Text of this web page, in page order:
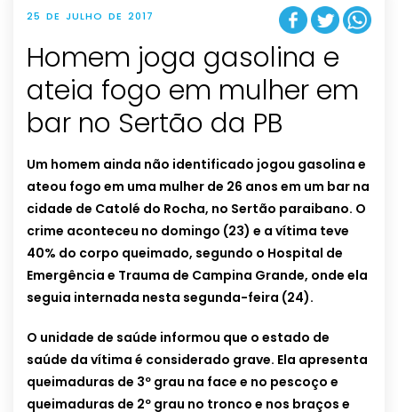
25 DE JULHO DE 2017
Homem joga gasolina e
ateia fogo em mulher em
bar no Sertão da PB
Um homem ainda não identificado jogou gasolina e
ateou fogo em uma mulher de 26 anos em um bar na
cidade de Catolé do Rocha, no Sertão paraibano. O
crime aconteceu no domingo (23) e a vítima teve
40% do corpo queimado, segundo o Hospital de
Emergência e Trauma de Campina Grande, onde ela
seguia internada nesta segunda-feira (24).
O unidade de saúde informou que o estado de
saúde da vítima é considerado grave. Ela apresenta
queimaduras de 3º grau na face e no pescoço e
queimaduras de 2º grau no tronco e nos braços e